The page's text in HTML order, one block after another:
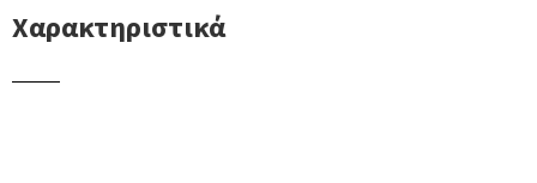
Χαρακτηριστικά